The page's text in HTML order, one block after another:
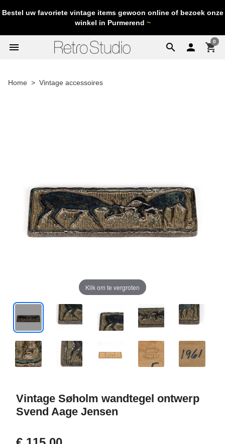
Bestel uw favoriete vintage items gewoon online of bezoek onze
winkel in Purmerend ~
search
menu  shopping_cart
0
Home Vintage accessoires
Klik om te vergroten
Vintage Søholm wandtegel ontwerp
Svend Aage Jensen